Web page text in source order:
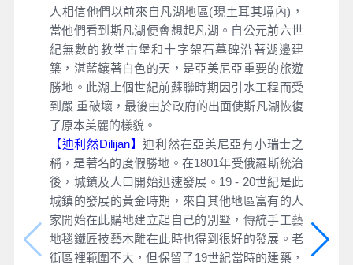
人相信他們以前來自凡湖地區(現土耳其境內)，
當他們看到斯凡湖便會想起凡湖。自公元前六世
紀無數的教堂古堡和十字架石墓碑沿著湖邊建
築，湛藍鑲著白色的天，是亞美尼亞重要的旅遊
勝地。此湖上個世紀前蘇聯時期因引水工程而受
到嚴 重破壞，最後由於政府的出面使斯凡湖恢復
了原本美麗的樣貌。
【迪利然Dilijan】迪利然在亞美尼亞有小瑞士之
稱，是著名的度假勝地。在1801年受俄羅斯統治
後，城鎮及人口開始迅速發展。19 - 20世紀是此
城鎮的發展的黃金時期，來自其他地區富有的人
家開始在此購地建立起自己的別墅，傳統手工藝
地毯鐵匠技藝木雕在此時也得到很好的發展。老
街區裡範圍不大，但保留了19世紀當時的建築，